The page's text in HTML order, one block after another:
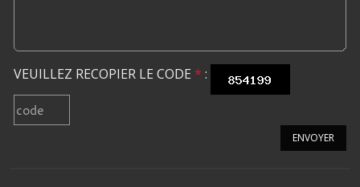
VEUILLEZ RECOPIER LE CODE * :
ENVOYER